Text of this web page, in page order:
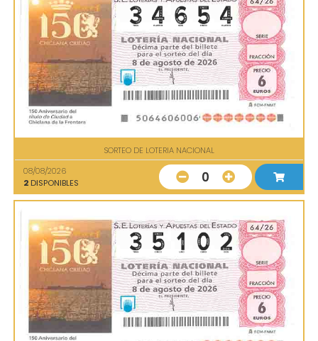
SORTEO DE LOTERIA NACIONAL
08/08/2026
2 DISPONIBLES 0